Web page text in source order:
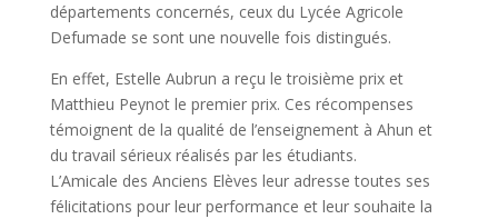
départements concernés, ceux du Lycée Agricole
Defumade se sont une nouvelle fois distingués.
En effet, Estelle Aubrun a reçu le troisième prix et
Matthieu Peynot le premier prix. Ces récompenses
témoignent de la qualité de l’enseignement à Ahun et
du travail sérieux réalisés par les étudiants.
L’Amicale des Anciens Elèves leur adresse toutes ses
félicitations pour leur performance et leur souhaite la